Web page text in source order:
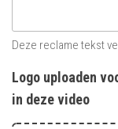
Deze reclame tekst
Logo uploaden
in deze video